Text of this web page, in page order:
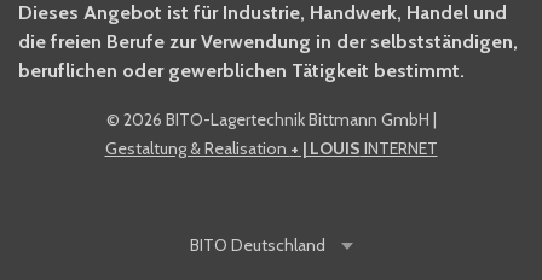
BITO Newsletter Fachwissen
Intralogistiker anmelden.
Ja, ich möchte mich für den
BITO Shop-Newsletter
Dieses Angebot ist für Industrie, Handwerk, Handel und
die freien Berufe zur Verwendung in der selbstständigen,
beruflichen oder gewerblichen Tätigkeit bestimmt.
© 2026 BITO-Lagertechnik Bittmann GmbH |
Gestaltung & Realisation + | LOUIS INTERNET
BITO Deutschland